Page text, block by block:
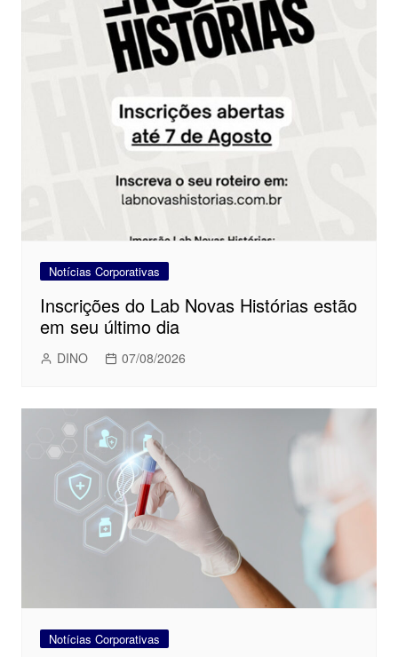
Notícias Corporativas
Inscrições do Lab Novas Histórias estão
em seu último dia
DINO 07/08/2026
Notícias Corporativas